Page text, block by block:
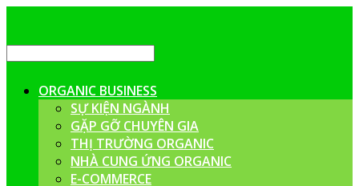
ORGANIC BUSINESS
SỰ KIỆN NGÀNH
GẶP GỠ CHUYÊN GIA
THỊ TRƯỜNG ORGANIC
NHÀ CUNG ỨNG ORGANIC
E-COMMERCE